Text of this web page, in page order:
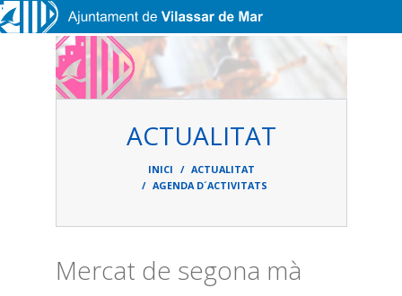
Vés al contingut
ACTUALITAT
d'ariadna
INICI
ACTUALITAT
AGENDA D´ACTIVITATS
Mercat de segona mà